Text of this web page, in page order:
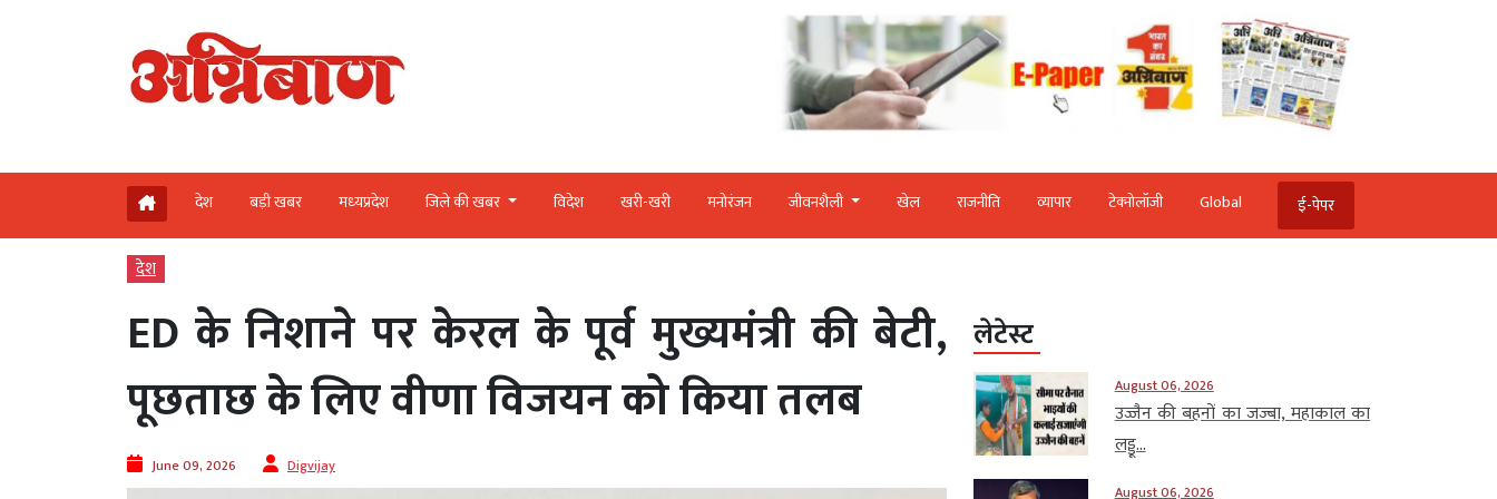
देश बड़ी खबर मध्‍यप्रदेश जिले की खबर विदेश खरी-खरी मनोरंजन जीवनशैली खेल राजनीति व्‍यापार टेक्‍नोलॉजी Global ई-पेपर
देश
ED के निशाने पर केरल के पूर्व मुख्यमंत्री की बेटी,
पूछताछ के लिए वीणा विजयन को किया तलब
June 09, 2026 Digvijay
लेटेस्ट
August 06, 2026
उज्जैन की बहनों का जज्बा, महाकाल का
लड्डू...
August 06, 2026